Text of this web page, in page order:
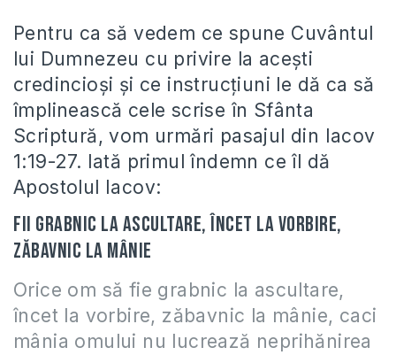
Pentru ca să vedem ce spune Cuvântul
lui Dumnezeu cu privire la acești
credincioși și ce instrucțiuni le dă ca să
împlinească cele scrise în Sfânta
Scriptură, vom urmări pasajul din Iacov
1:19-27. Iată primul îndemn ce îl dă
Apostolul Iacov:
Fii grabnic la ascultare, încet la vorbire,
zăbavnic la mânie
Orice om să fie grabnic la ascultare,
încet la vorbire, zăbavnic la mânie, caci
mânia omului nu lucrează neprihănirea